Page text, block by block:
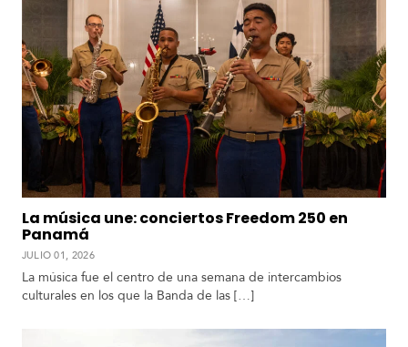
é
r
i
c
a
a
r
i
b
e
La música une: conciertos Freedom 250 en
Panamá
JULIO 01, 2026
La música fue el centro de una semana de intercambios
culturales en los que la Banda de las […]